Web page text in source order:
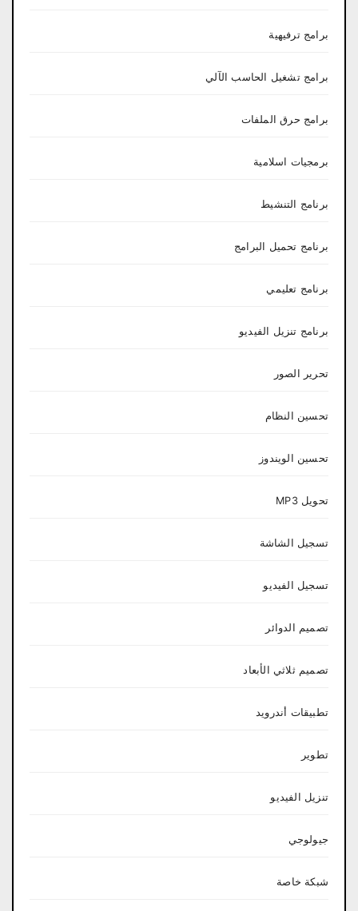
برامج ترفيهية
برامج تشغيل الحاسب الآلي
برامج حرق الملفات
برمجيات اسلامية
برنامج التنشيط
برنامج تحميل البرامج
برنامج تعليمي
برنامج تنزيل الفيديو
تحرير الصور
تحسين النظام
تحسين الويندوز
تحويل MP3
تسجيل الشاشة
تسجيل الفيديو
تصميم الدوائر
تصميم ثلاثي الأبعاد
تطبيقات أندرويد
تطوير
تنزيل الفيديو
جيولوجي
شبكة خاصة